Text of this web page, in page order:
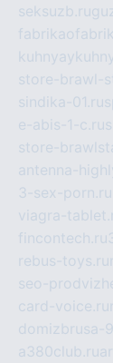
seksuzb.ru
store-brawl-
sindika-01.ru
e-abis-1-c.ru
store-
antenna-
3-sex-porn.ru
viagra-
fincontech.ru
rebus-toys.ru
seo-
card-voice.ru
domizbrusa-
a380club.ru